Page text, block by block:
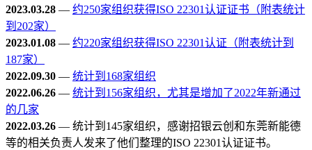
2023.03.28 — 约250家组织获得ISO 22301认证证书（附表统计
到202家）
2023.01.08 — 约220家组织获得ISO 22301认证（附表统计到
187家）
2022.09.30 — 统计到168家组织
2022.06.26 — 统计到156家组织，尤其是增加了2022年新通过
的几家
2022.03.26 — 统计到145家组织，感谢招银云创和东莞新能德
等的相关负责人发来了他们整理的ISO 22301认证证书。